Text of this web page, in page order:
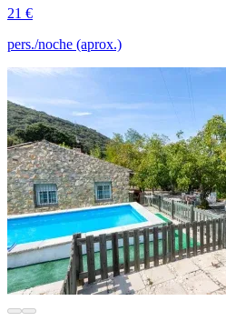
21 €
pers./noche (aprox.)